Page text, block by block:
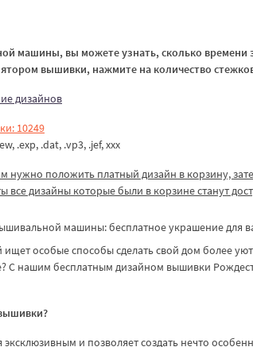
машины, вы можете узнать, сколько времени
вышивки, нажмите на количество
дизайнов
10249
.exp, .dat, .vp3, .jef, ххх
нужно положить платный дизайн в корзину,
все дизайны которые были в корзине станут
машины: бесплатное украшение для
особые способы сделать свой дом более
С нашим бесплатным дизайном вышивки
и позволяет создать нечто